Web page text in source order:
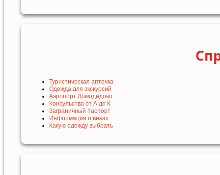
Туристическая аптечка
Одежда для экскурсий
Аэропорт Домодедово
Консульства от А до К
Заграничный паспорт
Информация о визах
Какую одежду выбрать